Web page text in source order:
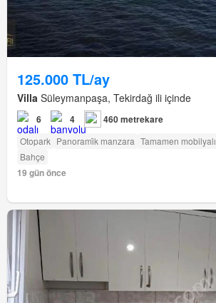
125.000 TL/ay
Villa Süleymanpaşa, Tekirdağ ili içinde
6 4 460 metrekare
Otopark Panorami̇k manzara Tamamen mobilyalı
Bahçe
19 gün önce